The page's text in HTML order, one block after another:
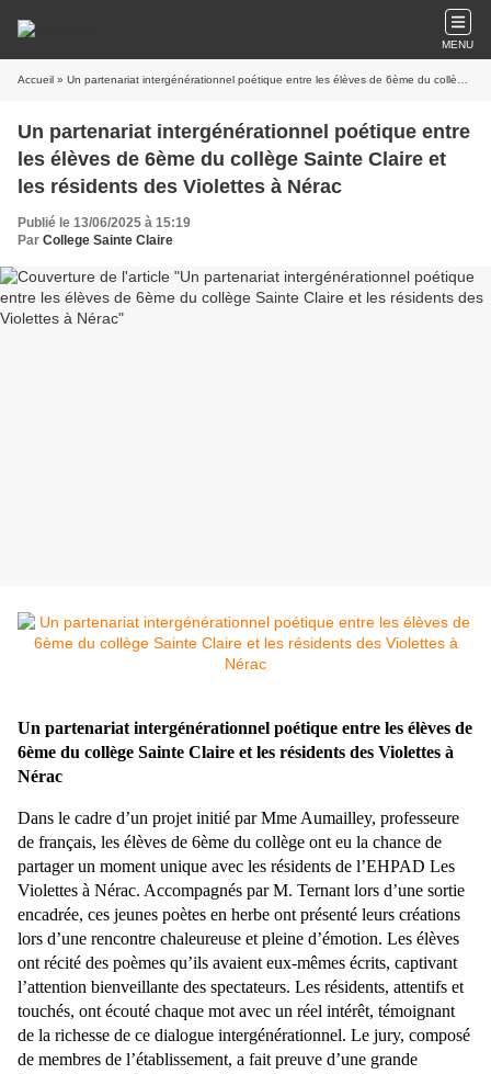
MENU
Accueil » Un partenariat intergénérationnel poétique entre les élèves de 6ème du collège Sainte Claire et les résidents des Violettes à Nérac
Un partenariat intergénérationnel poétique entre
les élèves de 6ème du collège Sainte Claire et
les résidents des Violettes à Nérac
Publié le 13/06/2025 à 15:19
Par College Sainte Claire
Un partenariat intergénérationnel poétique entre les élèves de
6ème du collège Sainte Claire et les résidents des Violettes à
Nérac
Dans le cadre d’un projet initié par Mme Aumailley, professeure
de français, les élèves de 6ème du collège ont eu la chance de
partager un moment unique avec les résidents de l’EHPAD Les
Violettes à Nérac. Accompagnés par M. Ternant lors d’une sortie
encadrée, ces jeunes poètes en herbe ont présenté leurs créations
lors d’une rencontre chaleureuse et pleine d’émotion. Les élèves
ont récité des poèmes qu’ils avaient eux-mêmes écrits, captivant
l’attention bienveillante des spectateurs. Les résidents, attentifs et
touchés, ont écouté chaque mot avec un réel intérêt, témoignant
de la richesse de ce dialogue intergénérationnel. Le jury, composé
de membres de l’établissement, a fait preuve d’une grande